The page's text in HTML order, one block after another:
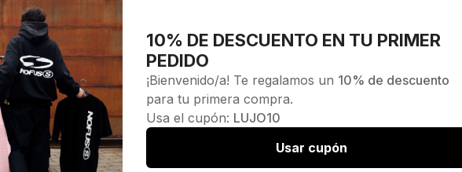
10% DE DESCUENTO EN TU PRIMER
PEDIDO
¡Bienvenido/a! Te regalamos un 10% de descuento
para tu primera compra.
Usa el cupón: LUJO10
Usar cupón